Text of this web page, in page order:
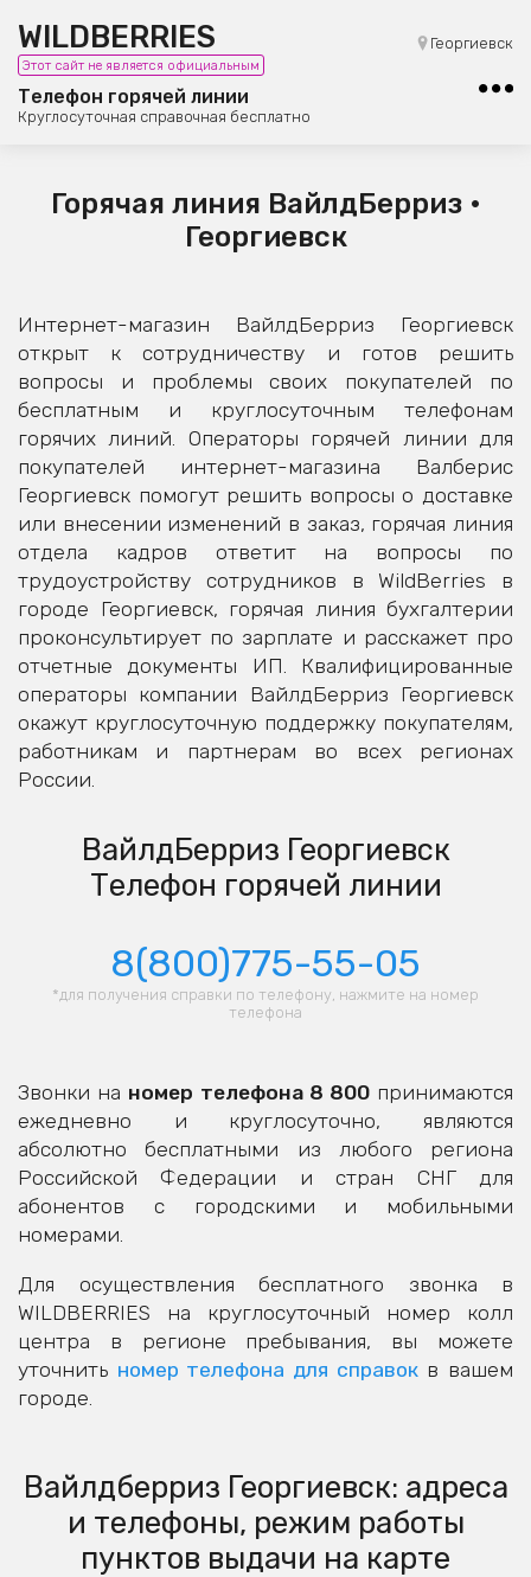
WILDBERRIES
Этот сайт не является официальным
Телефон горячей линии
Круглосуточная справочная бесплатно
Георгиевск
8 (800) 101-42-23
Бесплатная юридическая консультация
Горячая линия ВайлдБерриз •
Георгиевск
Интернет-магазин ВайлдБерриз Георгиевск
открыт к сотрудничеству и готов решить
вопросы и проблемы своих покупателей по
бесплатным и круглосуточным телефонам
горячих линий. Операторы горячей линии для
покупателей интернет-магазина Валберис
Георгиевск помогут решить вопросы о доставке
или внесении изменений в заказ, горячая линия
отдела кадров ответит на вопросы по
трудоустройству сотрудников в WildBerries в
городе Георгиевск, горячая линия бухгалтерии
проконсультирует по зарплате и расскажет про
отчетные документы ИП. Квалифицированные
операторы компании ВайлдБерриз Георгиевск
окажут круглосуточную поддержку покупателям,
работникам и партнерам во всех регионах
России.
ВайлдБерриз Георгиевск
Телефон горячей линии
8(800)775-55-05
*для получения справки по телефону, нажмите на номер
телефона
Звонки на номер телефона 8 800принимаются
ежедневно и круглосуточно, являются
абсолютно бесплатными из любого региона
Российской Федерации и стран СНГ для
абонентов с городскими и мобильными
номерами.
Для осуществления бесплатного звонка в
WILDBERRIES на круглосуточный номер колл
центра в регионе пребывания, вы можете
уточнить номер телефона для справокв вашем
городе.
Вайлдберриз Георгиевск: адреса
и телефоны, режим работы
пунктов выдачи на карте